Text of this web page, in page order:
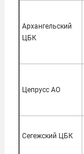
Архангельский
ЦБК
Цепрусс АО
Сегежский ЦБК